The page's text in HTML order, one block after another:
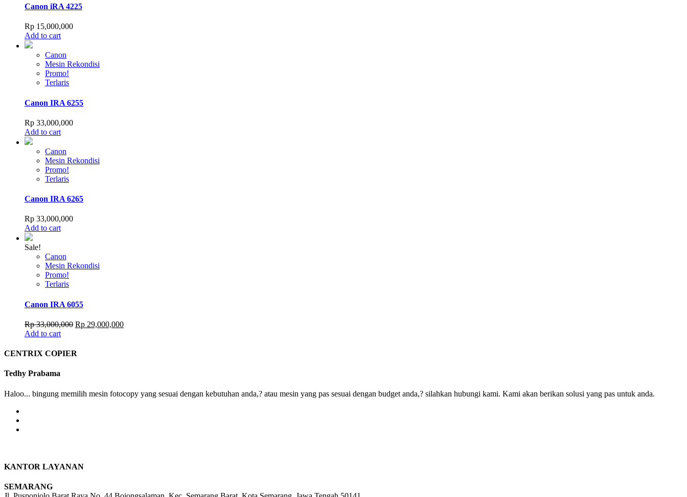
Canon iRA 4225
Rp 15,000,000
Add to cart
Canon
Mesin Rekondisi
Promo!
Terlaris
Canon IRA 6255
Rp 33,000,000
Add to cart
Canon
Mesin Rekondisi
Promo!
Terlaris
Canon IRA 6265
Rp 33,000,000
Add to cart
Sale!
Canon
Mesin Rekondisi
Promo!
Terlaris
Canon IRA 6055
Rp33,000,000 Original
Rp 33,000,000.
Rp 29,000,000Current
Add to cart
CENTRIX COPIER
Tedhy Prabama
Haloo... bingung memilih mesin fotocopy yang sesuai dengan kebutuhan anda,? atau mesin yang pas sesuai dengan budget anda,? silahkan hubungi kami. Kami akan berikan solusi yang pas untuk anda.
KANTOR LAYANAN
SEMARANG